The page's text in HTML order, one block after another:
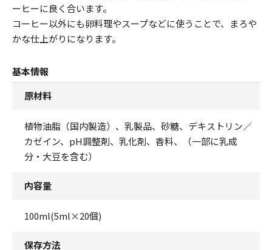
ーヒーに良く合います。
コーヒー以外にも卵料理やスープなどに使うことで、まろや
かな仕上がりになります。
基本情報
原材料
植物油脂（国内製造）、乳製品、砂糖、デキストリン／
カゼイン、pH調整剤、乳化剤、香料、（一部に乳成
分・大豆を含む）
内容量
100ml(5ml×20個)
保存方法